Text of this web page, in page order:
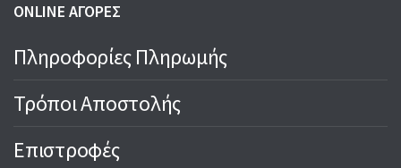
ONLINE ΑΓΟΡΕΣ
Πληροφορίες Πληρωμής
Τρόποι Αποστολής
Επιστροφές